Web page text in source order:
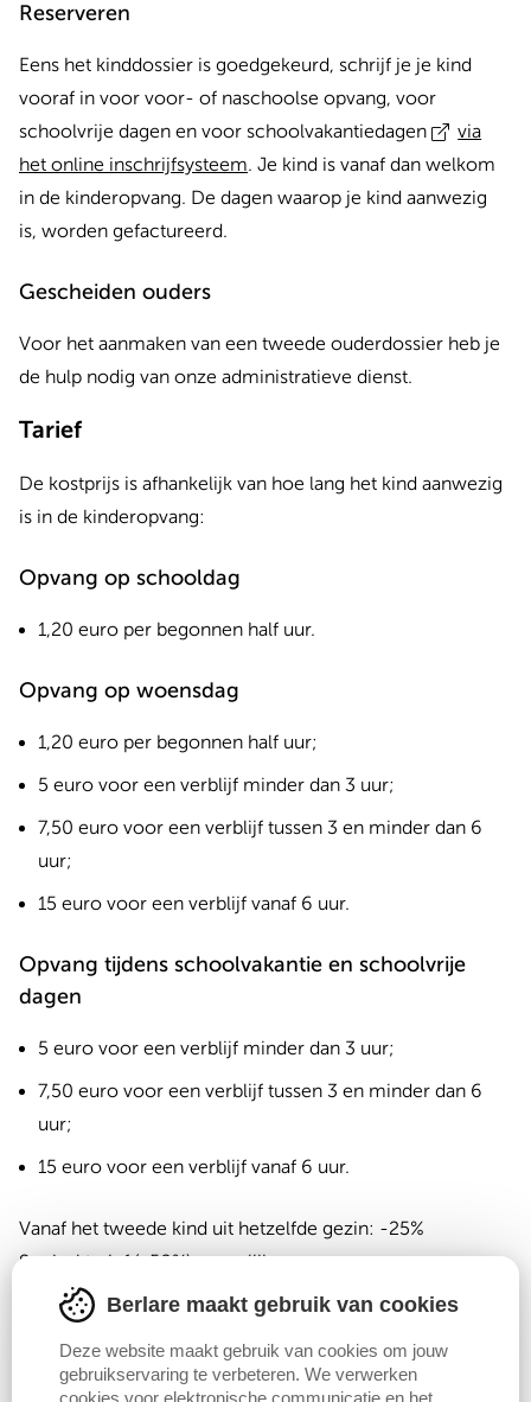
Reserveren
Eens het kinddossier is goedgekeurd, schrijf je je kind
vooraf in voor voor- of naschoolse opvang, voor
schoolvrije dagen en voor schoolvakantiedagen
via
het online inschrijfsysteem. Je kind is vanaf dan welkom
in de kinderopvang. De dagen waarop je kind aanwezig
is, worden gefactureerd.
Gescheiden ouders
Voor het aanmaken van een tweede ouderdossier heb je
de hulp nodig van onze administratieve dienst.
Tarief
De kostprijs is afhankelijk van hoe lang het kind aanwezig
is in de kinderopvang:
Opvang op schooldag
1,20 euro per begonnen half uur.
Opvang op woensdag
1,20 euro per begonnen half uur;
5 euro voor een verblijf minder dan 3 uur;
7,50 euro voor een verblijf tussen 3 en minder dan 6
uur;
15 euro voor een verblijf vanaf 6 uur.
Opvang tijdens schoolvakantie en schoolvrije
dagen
5 euro voor een verblijf minder dan 3 uur;
7,50 euro voor een verblijf tussen 3 en minder dan 6
uur;
15 euro voor een verblijf vanaf 6 uur.
Vanaf het tweede kind uit hetzelfde gezin: -25%
Sociaal tarief (-50%) mogelijk
Meer info
Naar het tariefreglement m.b.t. buitenschoolse
kinderopvang(pdf);
Berlare maakt gebruik van cookies
Deze website maakt gebruik van cookies om jouw
gebruikservaring te verbeteren. We verwerken
cookies voor elektronische communicatie en het